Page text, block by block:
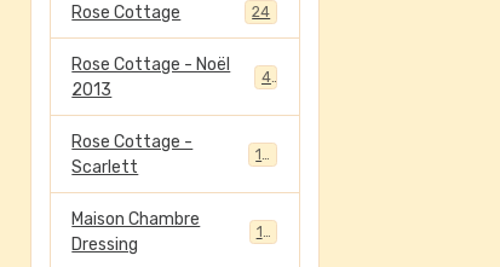
Rose Cottage 24
Rose Cottage - Noël
2013
4
Rose Cottage -
Scarlett
Maison Chambre
Dressing